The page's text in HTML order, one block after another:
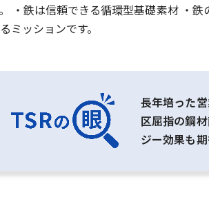
・鉄は信頼できる循環型基礎素材 ・
ミッションです。
長年培った
区屈指の鋼
ジー効果も期